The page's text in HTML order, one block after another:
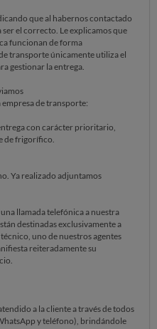
que al habernos contactado
el correcto. Le explicamos que
funcionan de forma
transporte únicamente utiliza el
gestionar la entrega.
de transporte:
con carácter prioritario,
de frigorífico.
Ya realizado adjuntamos
llamada telefónica a nuestra
destinadas exclusivamente a
uno de nuestros agentes
reiteradamente su
a la cliente a través de todos
y teléfono), brindándole